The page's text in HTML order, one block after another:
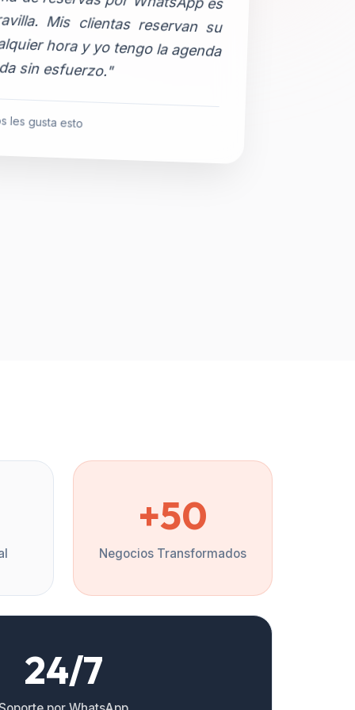
sin esfuerzo."
les gusta esto
+50
Negocios Transformados
24/7